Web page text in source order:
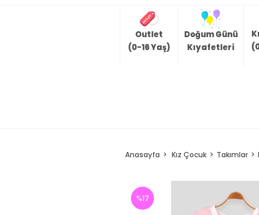
Outlet
(0-16 Yaş)
Doğum Günü
Kıyafetleri
Anasayfa Kız Çocuk Takımlar
%17